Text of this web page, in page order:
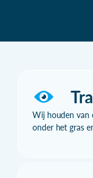
Wij houden van
onder het gras